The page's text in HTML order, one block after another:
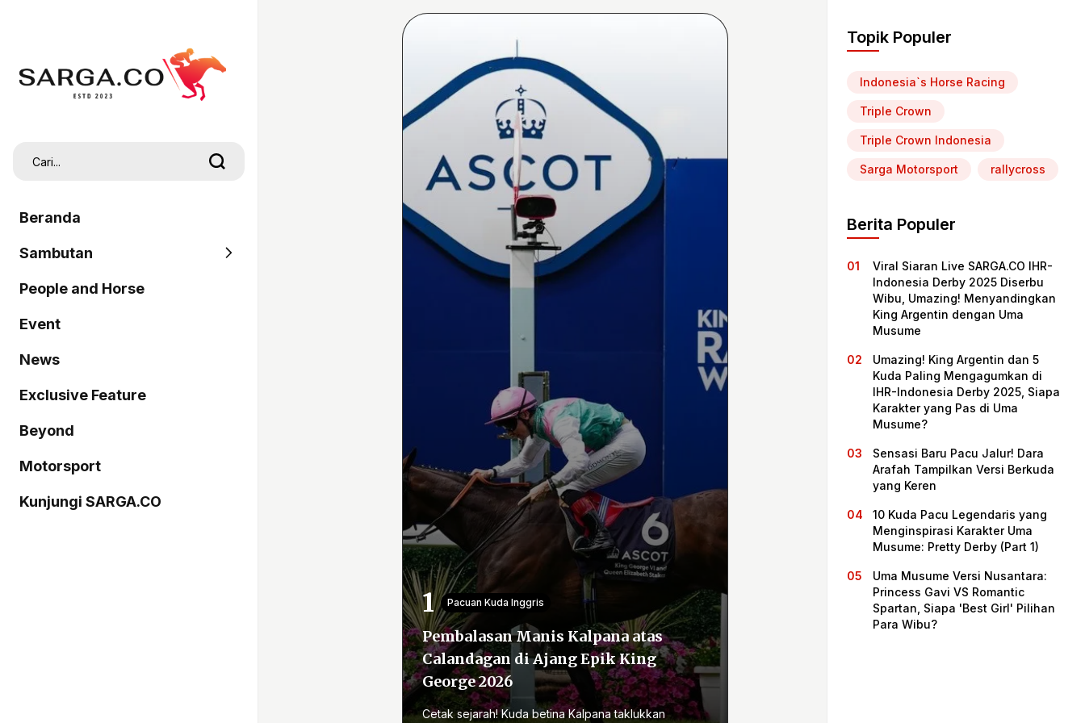
Beranda
Sambutan
SARGA
Pordasi
People and Horse
Event
News
Exclusive Feature
Beyond
Motorsport
Kunjungi SARGA.CO
Pacuan Kuda Inggris
Pembalasan Manis Kalpana atas
Calandagan di Ajang Epik King
George 2026
Cetak sejarah! Kuda betina Kalpana taklukkan
Topik Populer
Indonesia`s Horse Racing
Triple Crown
Triple Crown Indonesia
Sarga Motorsport rallycross
Berita Populer
Viral Siaran Live SARGA.CO IHR-
Indonesia Derby 2025 Diserbu
Wibu, Umazing! Menyandingkan
King Argentin dengan Uma
Musume
Umazing! King Argentin dan 5
Kuda Paling Mengagumkan di
IHR-Indonesia Derby 2025, Siapa
Karakter yang Pas di Uma
Musume?
Sensasi Baru Pacu Jalur! Dara
Arafah Tampilkan Versi Berkuda
yang Keren
10 Kuda Pacu Legendaris yang
Menginspirasi Karakter Uma
Musume: Pretty Derby (Part 1)
Uma Musume Versi Nusantara:
Princess Gavi VS Romantic
Spartan, Siapa 'Best Girl' Pilihan
Para Wibu?